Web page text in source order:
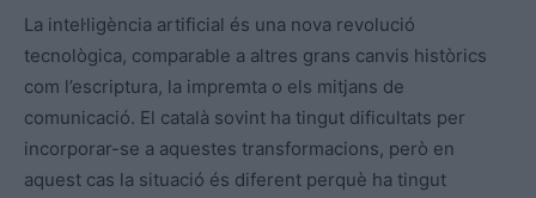
La intel·ligència artificial és una nova revolució
tecnològica, comparable a altres grans canvis històrics
com l’escriptura, la impremta o els mitjans de
comunicació. El català sovint ha tingut dificultats per
incorporar-se a aquestes transformacions, però en
aquest cas la situació és diferent perquè ha tingut